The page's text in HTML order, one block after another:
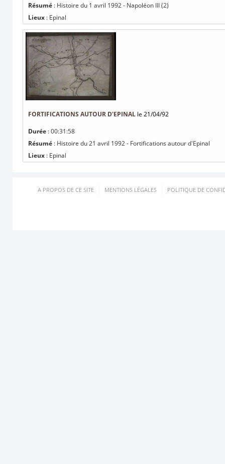
Résumé : Histoire du 1 avril 1992 - Napoléon III (2)
Lieux : Epinal
FORTIFICATIONS AUTOUR D'EPINAL le 21/04/92
Durée : 00:31:58
Résumé : Histoire du 21 avril 1992 - Fortifications autour d'Epinal
Lieux : Epinal
A PROPOS DE CE SITE MENTIONS LÉGALES POLITIQUE DE